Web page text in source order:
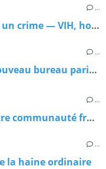
…
Sénégal : Quand soigner devient un crime — VIH, homophobie d'État et paradoxe meurtrier
…
L'Inter-LGBT se réinvente : Un nouveau bureau paritaire pour repartir sur de bonnes bases
…
Attaque à la Pride de Berlin : notre communauté frappée en plein cœur du Christopher Street Day 2026
…
la haine ordinaire